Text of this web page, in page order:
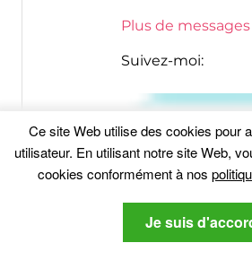
Plus de messages
Suivez-moi:
Ce site Web utilise des cookies pour
utilisateur. En utilisant notre site Web,
cookies conformément à nos
Je suis